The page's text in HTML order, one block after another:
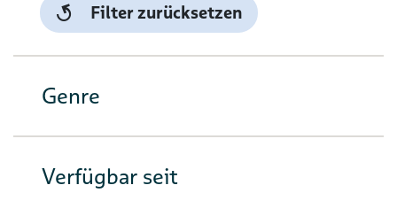
Filter zurücksetzen
Genre
Verfügbar seit